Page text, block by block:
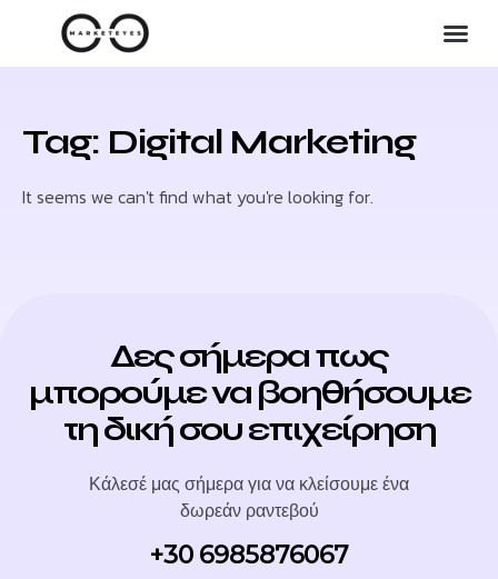
Tag: Digital Marketing
It seems we can't find what you're looking for.
Δες σήμερα πως
μπορούμε να βοηθήσουμε
τη δική σου επιχείρηση
Κάλεσέ μας σήμερα για να κλείσουμε ένα
δωρεάν ραντεβού
+30 6985876067